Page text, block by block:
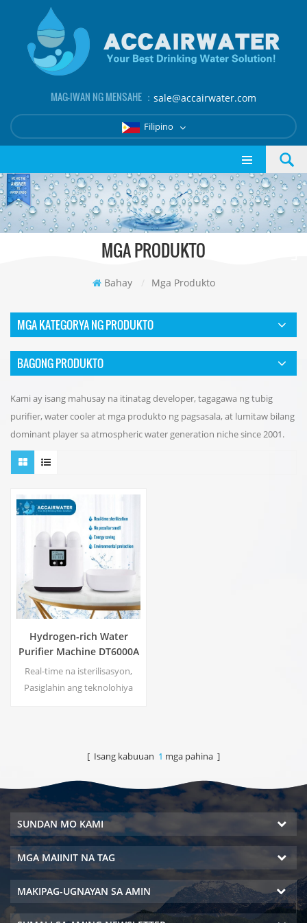
MAG-IWAN NG MENSAHE ： sale@accairwater.com
Filipino
MGA PRODUKTO
Bahay / Mga Produkto
MGA KATEGORYA NG PRODUKTO
BAGONG PRODUKTO
Kami ay isang mahusay na itinatag developer, tagagawa ng tubig
purifier, water cooler at mga produkto ng pagsasala, at lumitaw bilang
dominant player sa atmospheric water generation niche since 2001.
Hydrogen-rich Water
Purifier Machine DT6000A
Real-time na isterilisasyon,
Pasiglahin ang teknolohiya
at pangangalaga sa
presyon, walang panganib ng
pagtagas Walang bayad sa
kuryente, walang bayad sa
tubig
[ Isang kabuuan 1 mga pahina ]
SUNDAN MO KAMI
MGA MAIINIT NA TAG
MAKIPAG-UGNAYAN SA AMIN